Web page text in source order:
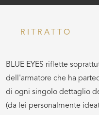
RITRATTO
BLUE EYES riflette
dell'armatore che ha
di ogni singolo dettaglio
(da lei personalmente